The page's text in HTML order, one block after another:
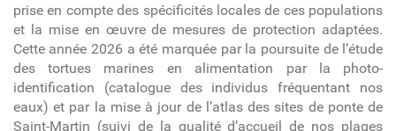
prise en compte des spécificités locales de ces populations
et la mise en œuvre de mesures de protection adaptées.
Cette année 2026 a été marquée par la poursuite de l’étude
des tortues marines en alimentation par la photo-
identification (catalogue des individus fréquentant nos
eaux) et par la mise à jour de l’atlas des sites de ponte de
Saint-Martin (suivi de la qualité d’accueil de nos plages